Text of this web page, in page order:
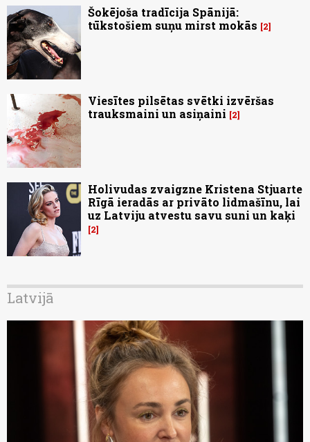
Šokējoša tradīcija Spānijā:
tūkstošiem suņu mirst mokās
2
Viesītes pilsētas svētki izvēršas
trauksmaini un asiņaini
2
Holivudas zvaigzne Kristena Stjuarte
Rīgā ieradās ar privāto lidmašīnu, lai
uz Latviju atvestu savu suni un kaķi
2
Latvijā